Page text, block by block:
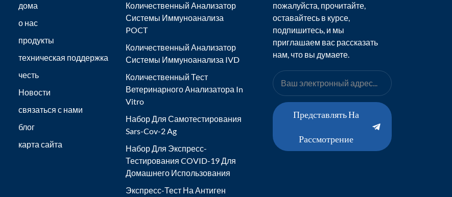
дома
о нас
продукты
техническая поддержка
честь
Новости
связаться с нами
блог
карта сайта
Количественный Анализатор
Системы Иммуноанализа
POCT
Количественный Анализатор
Системы Иммуноанализа IVD
Количественный Тест
Ветеринарного Анализатора In
Vitro
Набор Для Самотестирования
Sars-Cov-2 Ag
Набор Для Экспресс-
Тестирования COVID-19 Для
Домашнего Использования
Экспресс-Тест На Антиген
пожалуйста, прочитайте,
оставайтесь в курсе,
подпишитесь, и мы
приглашаем вас рассказать
нам, что вы думаете.
Представлять На
Рассмотрение